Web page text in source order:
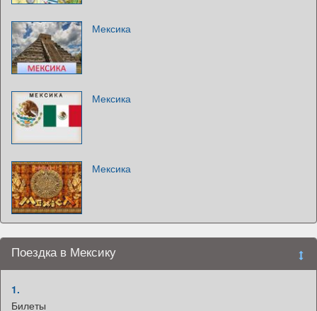
Мексика
Мексика
Мексика
Поездка в Мексику
1.
Билеты